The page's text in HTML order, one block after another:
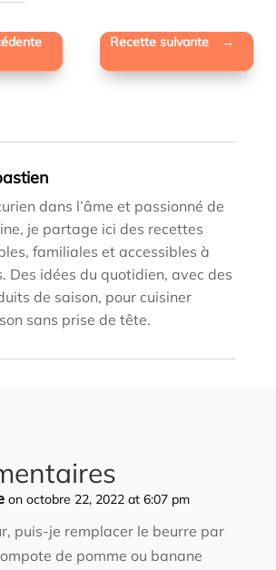
Recette suivante →
dans l’âme et passionné de
je partage ici des recettes
familiales et accessibles à
Des idées du quotidien, avec des
de saison, pour cuisiner
sans prise de tête.
on octobre 22, 2022 at 6:07 pm
puis-je remplacer le beurre par
de pomme ou banane